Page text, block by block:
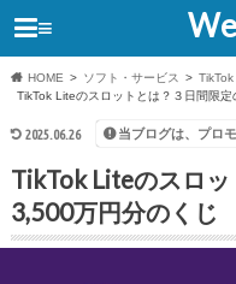
≡
HOME ソフト・サービス
TikTok
TikTok Liteのスロットとは？３日間限
2025.06.26 当ブログは、プロ
TikTok Liteのスロ
3,500万円分のくじ